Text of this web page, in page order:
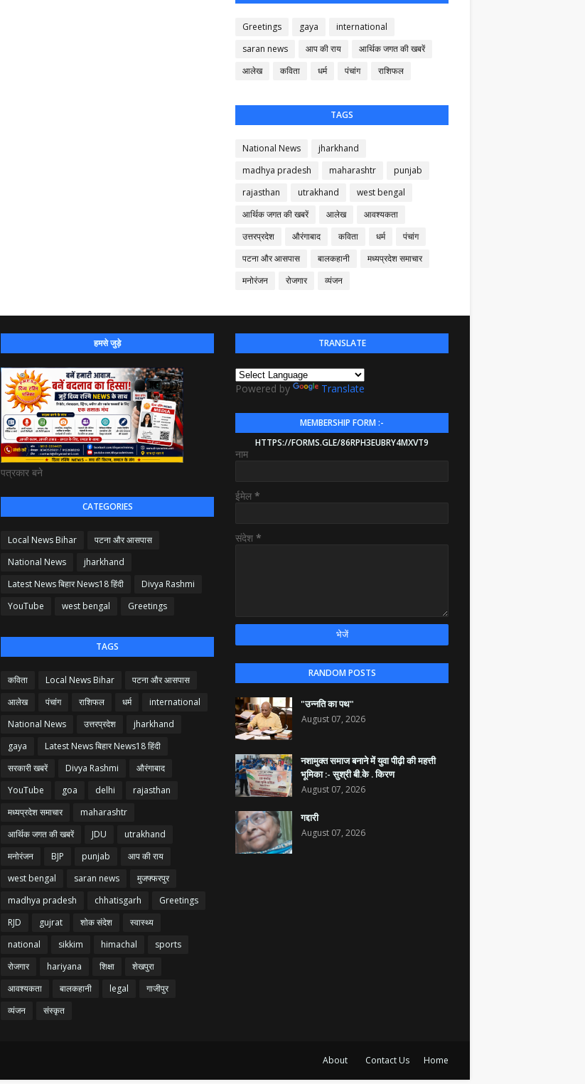
Greetings gaya
international
saran news
आप की राय
आर्थिक जगत की खबरें
आलेख
कविता धर्म पंचांग राशिफल
TAGS
National News
jharkhand
madhya pradesh
maharashtr
punjab
rajasthan
utrakhand
west bengal
आर्थिक जगत की खबरें
आलेख
आवश्यकता
उत्तरप्रदेश
औरंगाबाद कविता धर्म
पंचांग
पटना और आसपास
बालकहानी
मध्यप्रदेश समाचार
मनोरंजन
रोजगार व्यंजन
हमसे जुड़े
पत्रकार बने
CATEGORIES
Local News Bihar
पटना और आसपास
National News
jharkhand
Latest News बिहार News18 हिंदी
Divya Rashmi
YouTube
west bengal Greetings
TAGS
कविता Local News Bihar
पटना और आसपास
आलेख
पंचांग राशिफल धर्म
international
National News
उत्तरप्रदेश
jharkhand
gaya
Latest News बिहार News18 हिंदी
सरकारी खबरें
Divya Rashmi
औरंगाबाद
YouTube
goa delhi
rajasthan
मध्यप्रदेश समाचार
maharashtr
आर्थिक जगत की खबरें
JDU
utrakhand
मनोरंजन
BJP punjab
आप की राय
west bengal
saran news
मुजफ्फरपुर
madhya pradesh
chhatisgarh
Greetings
RJD
gujrat शोक संदेश
स्वास्थ्य
national
sikkim himachal
sports
रोजगार
hariyana शिक्षा
शेखपुरा
आवश्यकता
बालकहानी legal
गाजीपुर
व्यंजन
संस्कृत
TRANSLATE
Powered by Translate
MEMBERSHIP FORM :-
HTTPS://FORMS.GLE/86RPH3EUBRY4MXVT9
नाम
ईमेल *
संदेश *
RANDOM POSTS
"उन्नति का पथ"
August 07, 2026
नशामुक्त समाज बनाने में युवा पीढ़ी की महत्ती
भूमिका :- सुश्री बी.के . किरण
August 07, 2026
गद्दारी
August 07, 2026
About Contact Us Home